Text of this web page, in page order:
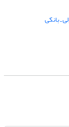
ـ بانکی